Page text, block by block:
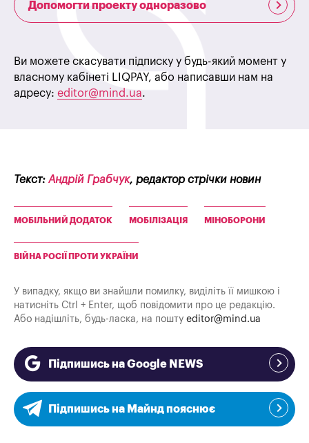
Допомогти проекту одноразово
Ви можете скасувати підписку у будь-який момент у
власному кабінеті LIQPAY, або написавши нам на
адресу: editor@mind.ua.
Текст:Андрій Грабчук, редактор стрічки новин
МОБІЛЬНИЙ ДОДАТОК МОБІЛІЗАЦІЯ МІНОБОРОНИ
ВІЙНА РОСІЇ ПРОТИ УКРАЇНИ
У випадку, якщо ви знайшли помилку, виділіть її мишкою і
натисніть Ctrl + Enter, щоб повідомити про це редакцію.
Або надішліть, будь-ласка, на пошту editor@mind.ua
Підпишись на Google NEWS
Підпишись на Майнд пояснює